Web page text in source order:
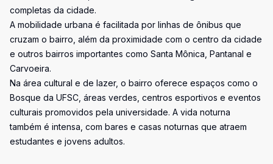
completas da cidade.
A mobilidade urbana é facilitada por linhas de ônibus que
cruzam o bairro, além da proximidade com o centro da cidade
e outros bairros importantes como Santa Mônica, Pantanal e
Carvoeira.
Na área cultural e de lazer, o bairro oferece espaços como o
Bosque da UFSC, áreas verdes, centros esportivos e eventos
culturais promovidos pela universidade. A vida noturna
também é intensa, com bares e casas noturnas que atraem
estudantes e jovens adultos.